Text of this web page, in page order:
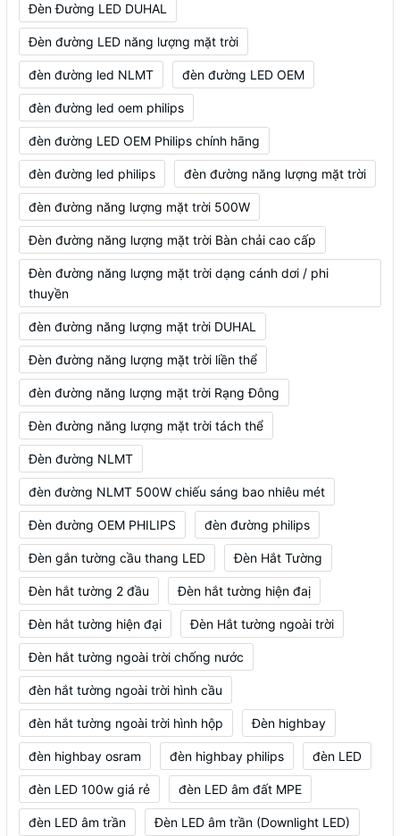
Đèn Đường LED DUHAL
Đèn đường LED năng lượng mặt trời
đèn đường led NLMT đèn đường LED OEM
đèn đường led oem philips
đèn đường LED OEM Philips chính hãng
đèn đường led philips đèn đường năng lượng mặt trời
đèn đường năng lượng mặt trời 500W
Đèn đường năng lượng mặt trời Bàn chải cao cấp
Đèn đường năng lượng mặt trời dạng cánh dơi / phi
thuyền
đèn đường năng lượng mặt trời DUHAL
Đèn đường năng lượng mặt trời liền thể
đèn đường năng lượng mặt trời Rạng Đông
Đèn đường năng lượng mặt trời tách thể
Đèn đường NLMT
đèn đường NLMT 500W chiếu sáng bao nhiêu mét
Đèn đường OEM PHILIPS đèn đường philips
Đèn gắn tường cầu thang LED Đèn Hắt Tường
Đèn hắt tường 2 đầu Đèn hắt tường hiện đaị
Đèn hắt tường hiện đại Đèn Hắt tường ngoài trời
Đèn hắt tường ngoài trời chống nước
đèn hắt tường ngoài trời hình cầu
đèn hắt tường ngoài trời hình hộp Đèn highbay
đèn highbay osram đèn highbay philips đèn LED
đèn LED 100w giá rẻ đèn LED âm đất MPE
đèn LED âm trần Đèn LED âm trần (Downlight LED)